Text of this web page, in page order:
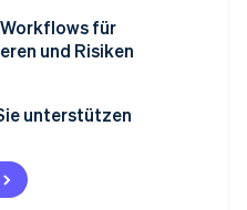
binnen weniger
die Zahlung
oder APIs
für
und Risiken
Use Cases
und Ihr Netzwerk aus
unterstützen